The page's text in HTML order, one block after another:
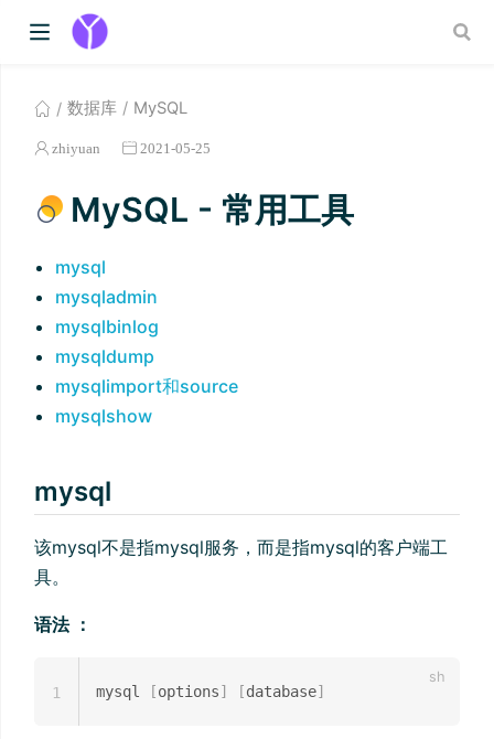
数据库 MySQL
zhiyuan 2021-05-25
MySQL - 常用工具
mysql
mysqladmin
mysqlbinlog
mysqldump
mysqlimport和source
mysqlshow
mysql
该mysql不是指mysql服务，而是指mysql的客户端工
具。
语法 ：
mysql [options] [database]
1